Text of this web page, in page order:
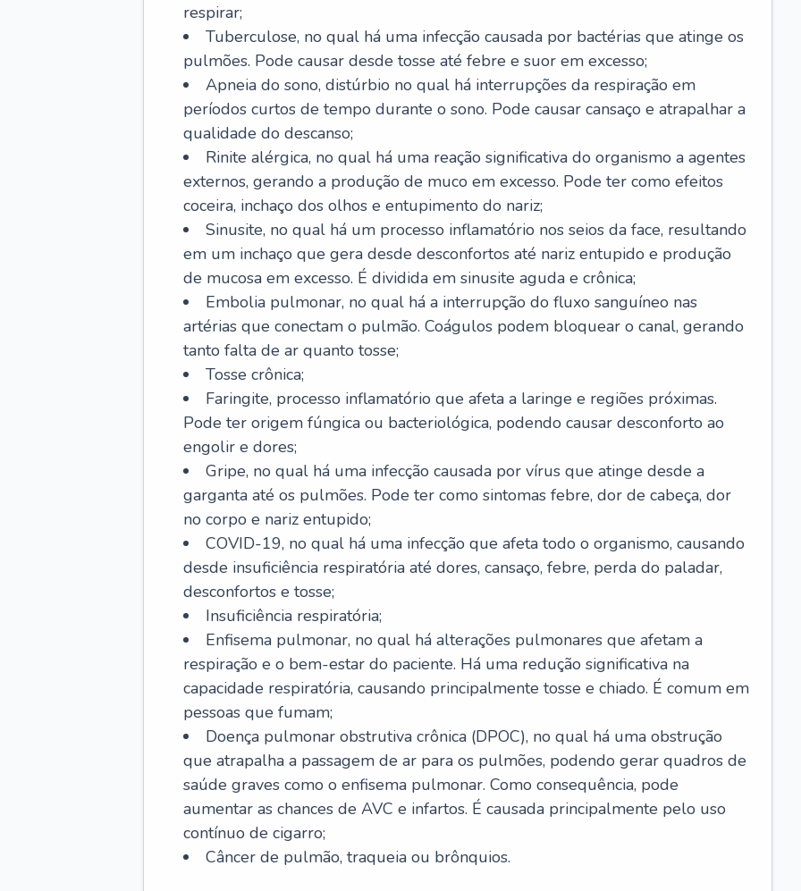
respirar;
Tuberculose, no qual há uma infecção causada por bactérias que atinge os
pulmões. Pode causar desde tosse até febre e suor em excesso;
Apneia do sono, distúrbio no qual há interrupções da respiração em
períodos curtos de tempo durante o sono. Pode causar cansaço e atrapalhar a
qualidade do descanso;
Rinite alérgica, no qual há uma reação significativa do organismo a agentes
externos, gerando a produção de muco em excesso. Pode ter como efeitos
coceira, inchaço dos olhos e entupimento do nariz;
Sinusite, no qual há um processo inflamatório nos seios da face, resultando
em um inchaço que gera desde desconfortos até nariz entupido e produção
de mucosa em excesso. É dividida em sinusite aguda e crônica;
Embolia pulmonar, no qual há a interrupção do fluxo sanguíneo nas
artérias que conectam o pulmão. Coágulos podem bloquear o canal, gerando
tanto falta de ar quanto tosse;
Tosse crônica;
Faringite, processo inflamatório que afeta a laringe e regiões próximas.
Pode ter origem fúngica ou bacteriológica, podendo causar desconforto ao
engolir e dores;
Gripe, no qual há uma infecção causada por vírus que atinge desde a
garganta até os pulmões. Pode ter como sintomas febre, dor de cabeça, dor
no corpo e nariz entupido;
COVID-19, no qual há uma infecção que afeta todo o organismo, causando
desde insuficiência respiratória até dores, cansaço, febre, perda do paladar,
desconfortos e tosse;
Insuficiência respiratória;
Enfisema pulmonar, no qual há alterações pulmonares que afetam a
respiração e o bem-estar do paciente. Há uma redução significativa na
capacidade respiratória, causando principalmente tosse e chiado. É comum em
pessoas que fumam;
Doença pulmonar obstrutiva crônica (DPOC), no qual há uma obstrução
que atrapalha a passagem de ar para os pulmões, podendo gerar quadros de
saúde graves como o enfisema pulmonar. Como consequência, pode
aumentar as chances de AVC e infartos. É causada principalmente pelo uso
contínuo de cigarro;
Câncer de pulmão, traqueia ou brônquios.